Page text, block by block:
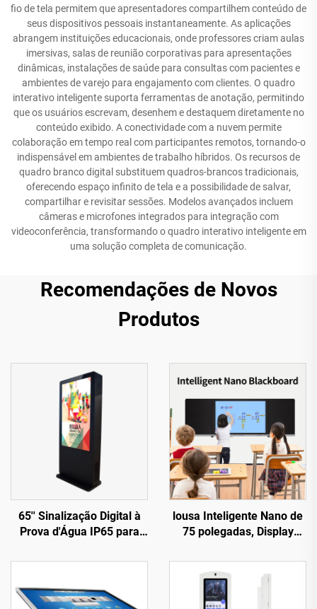
fio de tela permitem que apresentadores compartilhem conteúdo de
seus dispositivos pessoais instantaneamente. As aplicações
abrangem instituições educacionais, onde professores criam aulas
imersivas, salas de reunião corporativas para apresentações
dinâmicas, instalações de saúde para consultas com pacientes e
ambientes de varejo para engajamento com clientes. O quadro
interativo inteligente suporta ferramentas de anotação, permitindo
que os usuários escrevam, desenhem e destaquem diretamente no
conteúdo exibido. A conectividade com a nuvem permite
colaboração em tempo real com participantes remotos, tornando-o
indispensável em ambientes de trabalho híbridos. Os recursos de
quadro branco digital substituem quadros-brancos tradicionais,
oferecendo espaço infinito de tela e a possibilidade de salvar,
compartilhar e revisitar sessões. Modelos avançados incluem
câmeras e microfones integrados para integração com
videoconferência, transformando o quadro interativo inteligente em
uma solução completa de comunicação.
Recomendações de Novos
Produtos
65'' Sinalização Digital à
Prova d'Água IP65 para
lousa Inteligente Nano de
75 polegadas, Display
com Sistema Duplo